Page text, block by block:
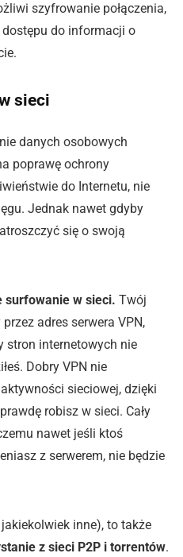
szyfrowanie połączenia,
do informacji o
sieci
danych osobowych
poprawę ochrony
do Internetu, nie
Jednak nawet gdyby
się o swoją
surfowanie w sieci. Twój
adres serwera VPN,
stron internetowych nie
Dobry VPN nie
sieciowej, dzięki
robisz w sieci. Cały
nawet jeśli ktoś
z serwerem, nie będzie
inne), to także
z sieci P2P i torrentów.